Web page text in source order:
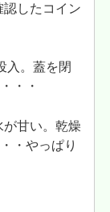
したコイン
入。蓋を閉
・・
甘い。乾燥
・やっぱり